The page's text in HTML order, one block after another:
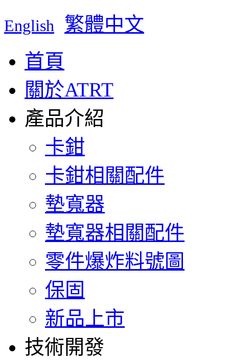
English 繁體中文
首頁
關於ATRT
產品介紹
卡鉗
卡鉗相關配件
墊寬器
墊寬器相關配件
零件爆炸料號圖
保固
新品上市
技術開發